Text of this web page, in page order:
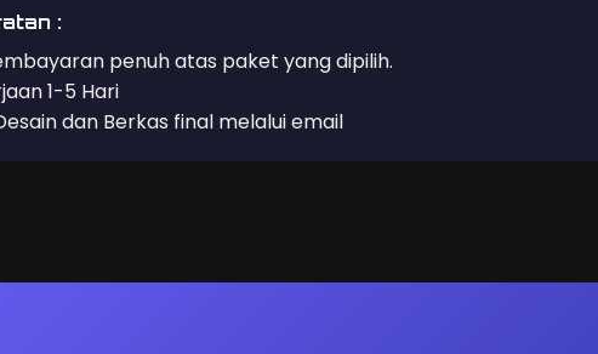
:
penuh atas paket yang dipilih.
1-5 Hari
dan Berkas final melalui email